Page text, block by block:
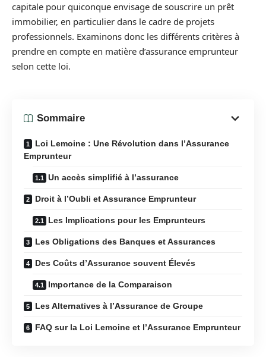
capitale pour quiconque envisage de souscrire un prêt
immobilier, en particulier dans le cadre de projets
professionnels. Examinons donc les différents critères à
prendre en compte en matière d’assurance emprunteur
selon cette loi.
Sommaire
Loi Lemoine : Une Révolution dans l’Assurance
Emprunteur
Un accès simplifié à l’assurance
Droit à l’Oubli et Assurance Emprunteur
Les Implications pour les Emprunteurs
Les Obligations des Banques et Assurances
Des Coûts d’Assurance souvent Élevés
Importance de la Comparaison
Les Alternatives à l’Assurance de Groupe
FAQ sur la Loi Lemoine et l’Assurance Emprunteur